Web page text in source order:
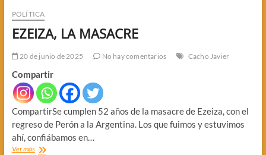
POLÍTICA
EZEIZA, LA MASACRE
20 de junio de 2025 No hay comentarios Cacho Javier
Compartir
CompartirSe cumplen 52 años de la masacre de Ezeiza, con el
regreso de Perón a la Argentina. Los que fuimos y estuvimos
ahí, confiábamos en…
Ver másEZEIZA,